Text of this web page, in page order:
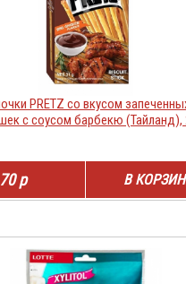
PRETZ со вкусом
с соусом барбекю (Тайланд),
70 р В